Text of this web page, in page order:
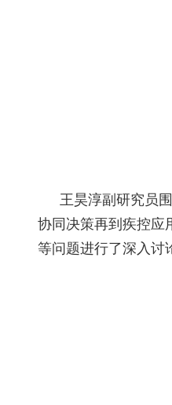
王昊淳副研究员
协同决策再到疾控应
等问题进行了深入讨